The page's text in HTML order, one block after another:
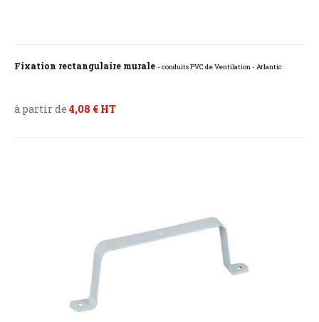
Fixation rectangulaire murale - conduits PVC de Ventilation - Atlantic
à partir de 4,08 € HT